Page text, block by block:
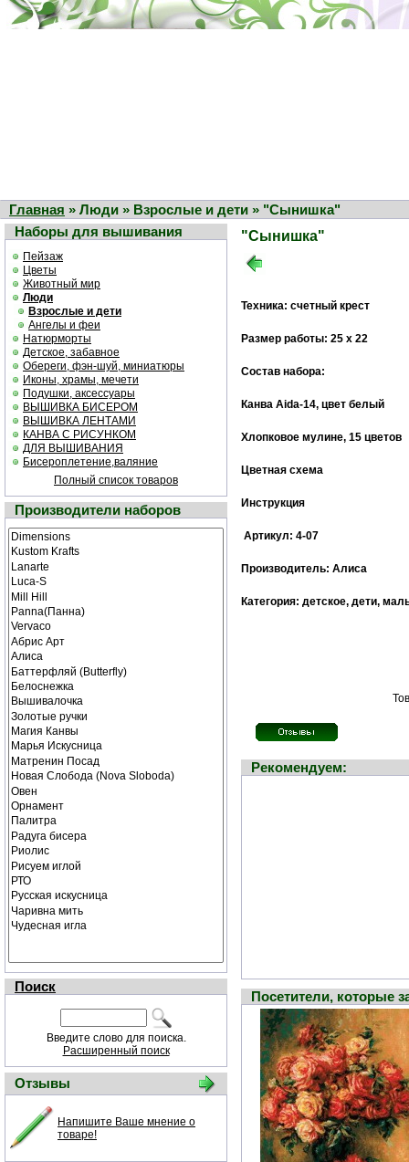
Главная » Люди » Взрослые и дети » "Сынишка"
Наборы для вышивания
Пейзаж
Цветы
Животный мир
Люди
Взрослые и дети
Ангелы и феи
Натюрморты
Детское, забавное
Обереги, фэн-шуй, миниатюры
Иконы, храмы, мечети
Подушки, аксессуары
ВЫШИВКА БИСЕРОМ
ВЫШИВКА ЛЕНТАМИ
КАНВА С РИСУНКОМ
ДЛЯ ВЫШИВАНИЯ
Бисероплетение,валяние
Полный список товаров
Производители наборов
Поиск
Введите слово для поиска.
Расширенный поиск
Отзывы
Напишите Ваше мнение о
товаре!
"Сынишка"
Техника: счетный крест
Размер работы: 25 х 22
Состав набора:
Канва Aida-14, цвет белый
Хлопковое мулине, 15 цветов
Цветная схема
Инструкция
Артикул: 4-07
Производитель: Алиса
Категория: детское, дети,
Рекомендуем:
Посетители, которые